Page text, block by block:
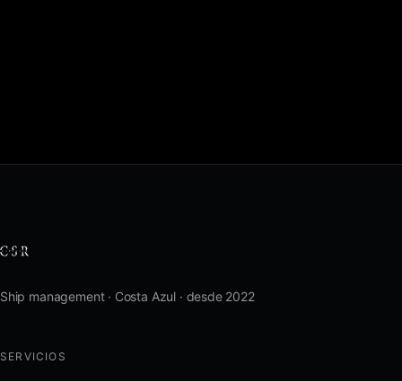
Ship management · Costa Azul · desde 2022
SERVICIOS